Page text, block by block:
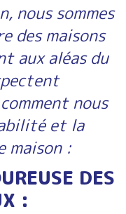
nous sommes
des maisons
aux aléas du
nous
et la
maison :
DES
: